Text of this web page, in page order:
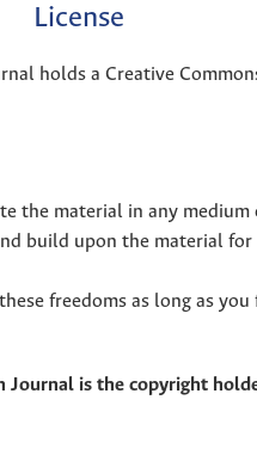
License
holds a Creative
the material in any
build upon the material for
freedoms as long as
Journal is the copyright